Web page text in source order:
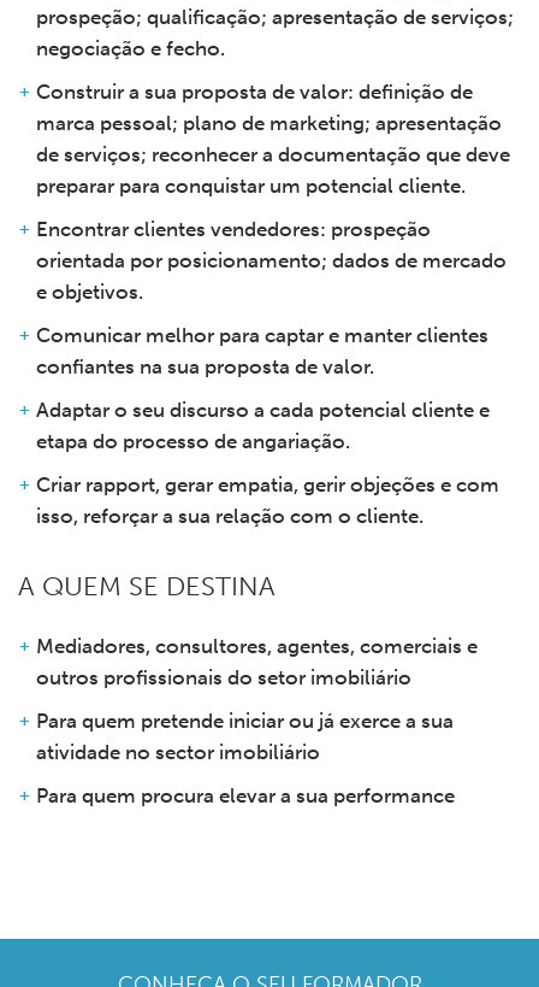
prospeção; qualificação; apresentação de serviços;
negociação e fecho.
Construir a sua proposta de valor: definição de
marca pessoal; plano de marketing; apresentação
de serviços; reconhecer a documentação que deve
preparar para conquistar um potencial cliente.
Encontrar clientes vendedores: prospeção
orientada por posicionamento; dados de mercado
e objetivos.
Comunicar melhor para captar e manter clientes
confiantes na sua proposta de valor.
Adaptar o seu discurso a cada potencial cliente e
etapa do processo de angariação.
Criar rapport, gerar empatia, gerir objeções e com
isso, reforçar a sua relação com o cliente.
A QUEM SE DESTINA
Mediadores, consultores, agentes, comerciais e
outros profissionais do setor imobiliário
Para quem pretende iniciar ou já exerce a sua
atividade no sector imobiliário
Para quem procura elevar a sua performance